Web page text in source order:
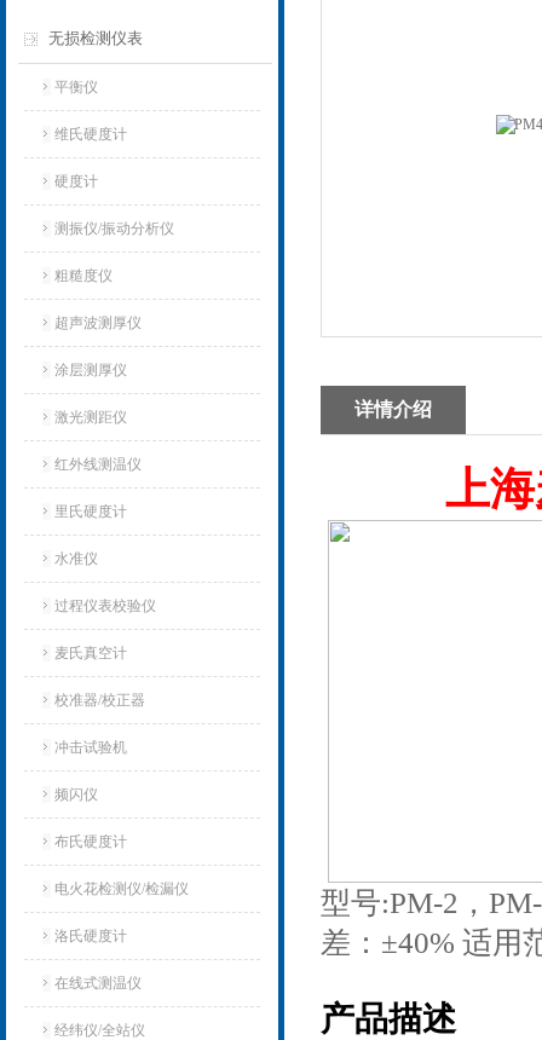
无损检测仪表
平衡仪
维氏硬度计
硬度计
测振仪/振动分析仪
粗糙度仪
超声波测厚仪
涂层测厚仪
激光测距仪
红外线测温仪
里氏硬度计
水准仪
过程仪表校验仪
麦氏真空计
校准器/校正器
冲击试验机
频闪仪
布氏硬度计
电火花检测仪/检漏仪
洛氏硬度计
在线式测温仪
经纬仪/全站仪
详情介绍
上
型号:PM-2，
差：±40% 适用
产品描述